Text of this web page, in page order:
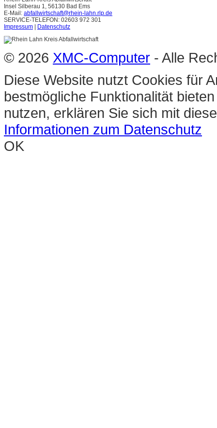
Insel Silberau 1, 56130 Bad Ems
E-Mail: abfallwirtschaft@rhein-lahn.rlp.de
SERVICE-TELEFON: 02603 972 301
Impressum | Datenschutz
© 2026 XMC-Computer - Alle
Diese Website nutzt Cookies für
bestmögliche Funktionalität
nutzen, erklären Sie sich mit
Informationen zum Datenschutz
OK